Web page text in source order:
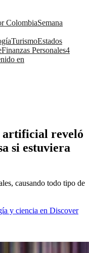
ColombiaSemana
TurismoEstados
Finanzas Personales4
en
artificial reveló
si estuviera
causando todo tipo de
y ciencia en Discover